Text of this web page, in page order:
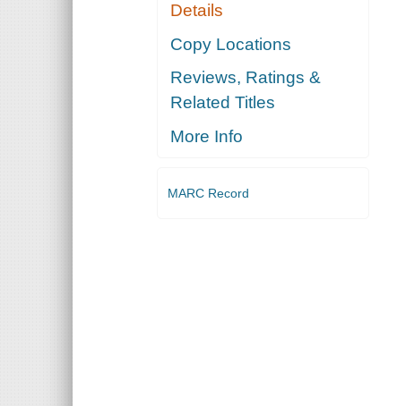
Details
Copy Locations
Reviews, Ratings &
Related Titles
More Info
MARC Record